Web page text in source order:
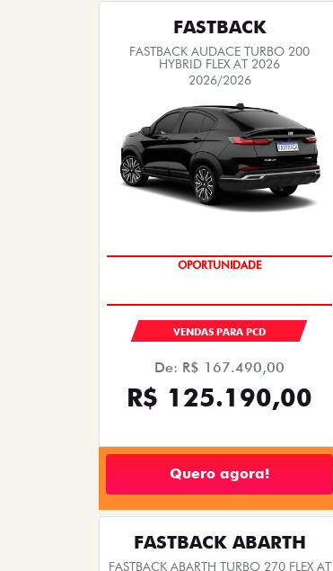
FASTBACK
FASTBACK AUDACE TURBO 200
HYBRID FLEX AT 2026
2026/2026
OPORTUNIDADE
VENDAS PARA PCD
De: R$ 167.490,00
R$ 125.190,00
Quero agora!
FASTBACK ABARTH
FASTBACK ABARTH TURBO 270 FLEX AT